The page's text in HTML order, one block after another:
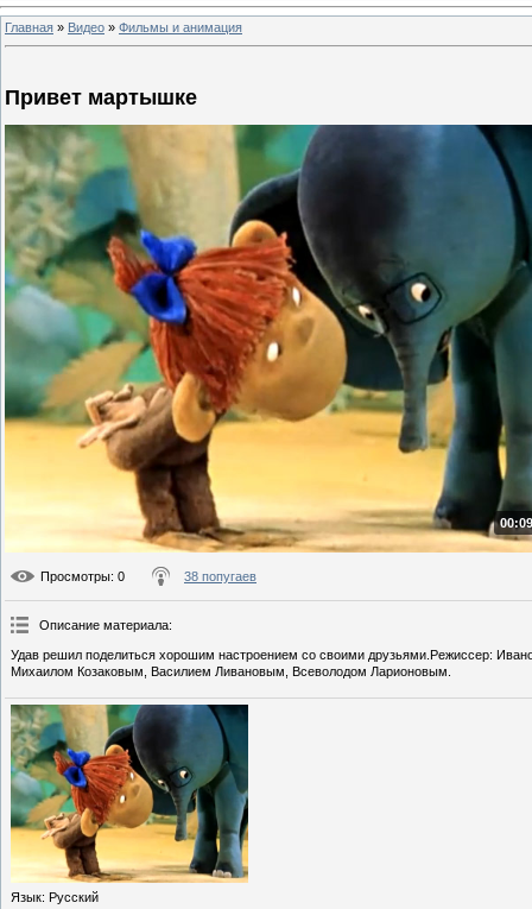
Главная » Видео » Фильмы и анимация
Привет мартышке
Просмотры: 0 38 попугаев
Описание материала:
Удав решил поделиться хорошим настроением со своими друзьями.Режиссер:
Михаилом Козаковым, Василием Ливановым, Всеволодом Ларионовым.
Язык: Русский